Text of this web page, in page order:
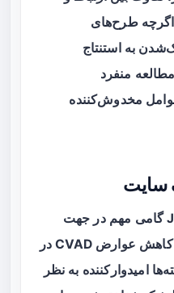
اگرچه طرح‌های
به استنتاج
منفرد
مخدوش‌کننده
سایت
مطالعه منتشرشده در JAMA گامی مهم در جهت
ارزیابی یک گزینه عملی برای کاهش عوارض CVAD در
امیدوارکننده به نظر